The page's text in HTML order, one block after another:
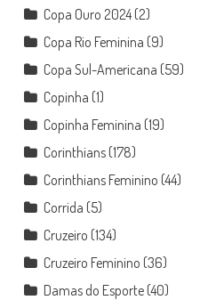
Copa Ouro 2024(2)
Copa Rio Feminina (9)
Copa Sul-Americana (59)
Copinha (1)
Copinha Feminina (19)
Corinthians(178)
Corinthians Feminino (44)
Corrida (5)
Cruzeiro (134)
Cruzeiro Feminino (36)
Damas do Esporte(40)